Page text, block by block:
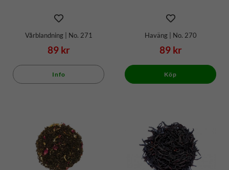
Vårblandning | No. 271
89 kr
Info
Haväng | No. 270
89 kr
Köp